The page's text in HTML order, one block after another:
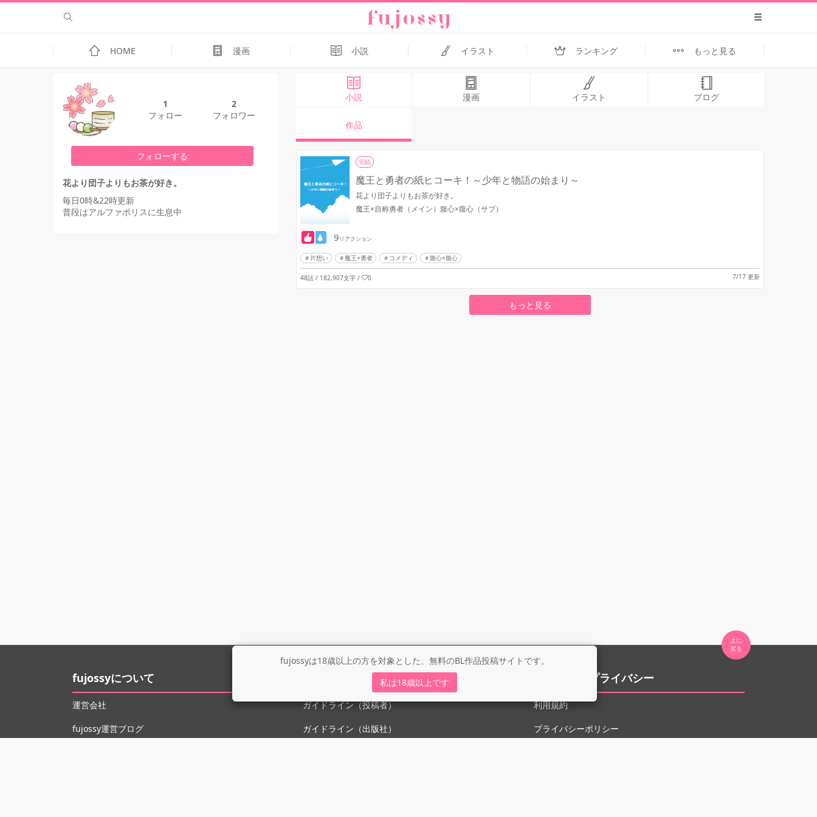
fujossyは18歳以上の方を対象とした、無料のBL作品投稿サイトです。
私は18歳以上です
HOME 漫画 小説 イラスト ランキング もっと見る
1
フォロー
2
フォロワー
フォローする
花より団子よりもお茶が好き。
毎日0時&22時更新
普段はアルファポリスに生息中
小説 漫画 イラスト ブログ
作品
完結
魔王と勇者の紙ヒコーキ！～少年と物語の始まり～
花より団子よりもお茶が好き。
魔王×自称勇者（メイン）腹心×腹心（サブ）
9 リアクション
片想い 魔王×勇者 コメディ 腹心×腹心
48話 / 182,907文字/ 0 7/17 更新
もっと見る
上に
fujossyについて
運営会社
fujossy運営ブログ
ガイドライン（投稿者）
ガイドライン（出版社）
利用規約とプライバシー
利用規約
プライバシーポリシー